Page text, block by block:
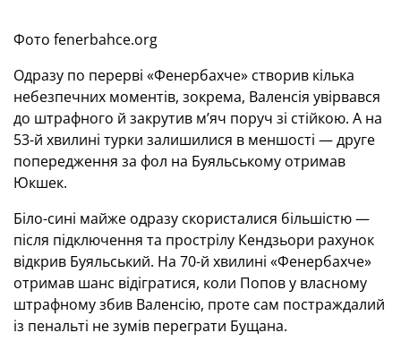
Фото fenerbahce.org
Одразу по перерві «Фенербахче» створив кілька
небезпечних моментів, зокрема, Валенсія увірвався
до штрафного й закрутив м’яч поруч зі стійкою. А на
53-й хвилині турки залишилися в меншості — друге
попередження за фол на Буяльському отримав
Юкшек.
Біло-сині майже одразу скористалися більшістю —
після підключення та прострілу Кендзьори рахунок
відкрив Буяльський. На 70-й хвилині «Фенербахче»
отримав шанс відігратися, коли Попов у власному
штрафному збив Валенсію, проте сам постраждалий
із пенальті не зумів переграти Бущана.